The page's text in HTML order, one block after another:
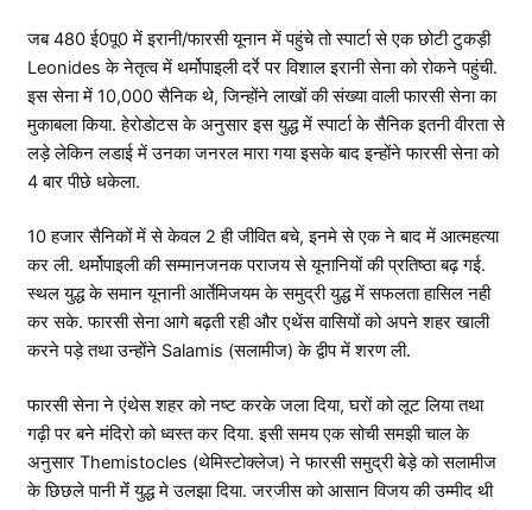
जब 480 ई0पू0 में इरानी/फारसी यूनान में पहुंचे तो स्पार्टा से एक छोटी टुकड़ी
Leonides के नेतृत्व में थर्मोपाइली दर्रे पर विशाल इरानी सेना को रोकने पहुंची.
इस सेना में 10,000 सैनिक थे, जिन्होंने लाखों की संख्या वाली फारसी सेना का
मुकाबला किया. हेरोडोटस के अनुसार इस युद्ध में स्पार्टा के सैनिक इतनी वीरता से
लड़े लेकिन लडाई में उनका जनरल मारा गया इसके बाद इन्होंने फारसी सेना को
4 बार पीछे धकेला.
10 हजार सैनिकों में से केवल 2 ही जीवित बचे, इनमे से एक ने बाद में आत्महत्या
कर ली. थर्मोपाइली की सम्मानजनक पराजय से यूनानियों की प्रतिष्ठा बढ़ गई.
स्थल युद्ध के समान यूनानी आर्तेमिजयम के समुद्री युद्ध में सफलता हासिल नही
कर सके. फारसी सेना आगे बढ़ती रही और एथेंस वासियों को अपने शहर खाली
करने पड़े तथा उन्होंने Salamis (सलामीज) के द्वीप में शरण ली.
फारसी सेना ने एंथेस शहर को नष्ट करके जला दिया, घरों को लूट लिया तथा
गढ़ी पर बने मंदिरो को ध्वस्त कर दिया. इसी समय एक सोची समझी चाल के
अनुसार Themistocles (थेमिस्टोक्लेज) ने फारसी समुद्री बेड़े को सलामीज
के छिछले पानी मेंं युद्ध मे उलझा दिया. जरजीस को आसान विजय की उम्मीद थी